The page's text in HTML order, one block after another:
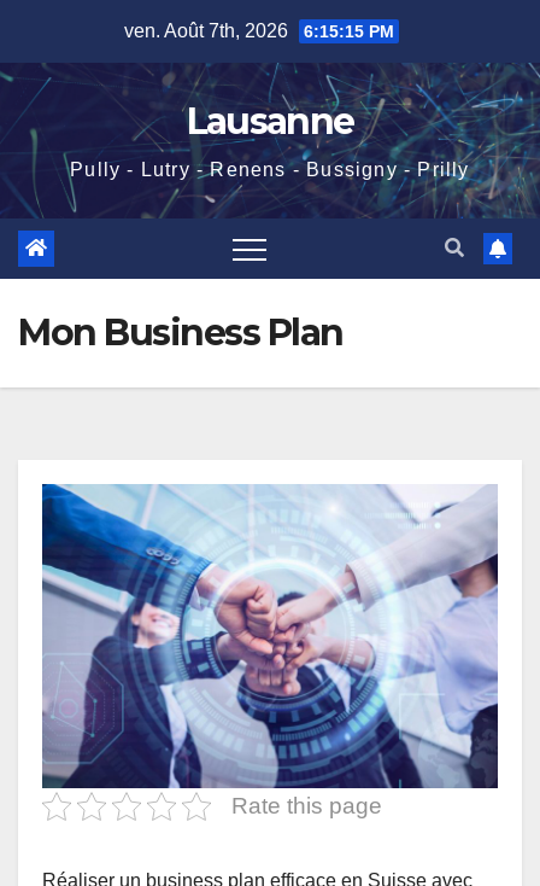
content
ven. Août 7th, 2026 6:15:17 PM
Lausanne
Pully - Lutry - Renens - Bussigny - Prilly
Mon Business Plan
Rate this page
Réaliser un business plan efficace en Suisse avec